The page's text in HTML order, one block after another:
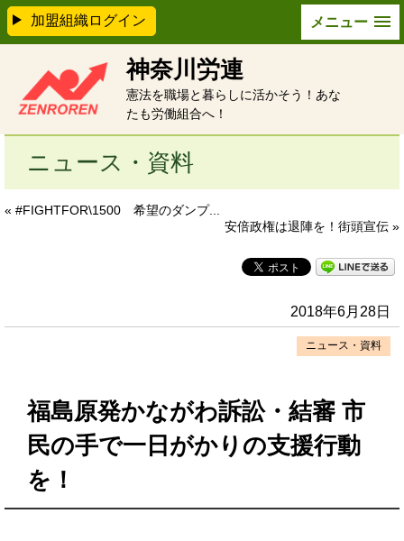
メニュー
神奈川労連
憲法を職場と暮らしに活かそう！あな
たも労働組合へ！
加盟組織ログイン
ニュース・資料
« #FIGHTFOR\1500 希望のダンプ...
安倍政権は退陣を！街頭宣伝 »
2018年6月28日
ニュース・資料
福島原発かながわ訴訟・結審 市
民の手で一日がかりの支援行動
を！